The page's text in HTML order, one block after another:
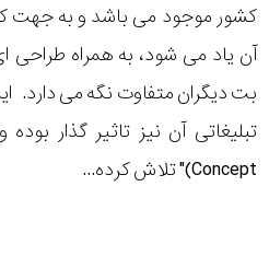
کشور موجود می باشد و به جهت
آن یاد می شود، به همراه طراحی
بت دیگران متفاوت نگه می
Concept)" تلاش کرده...